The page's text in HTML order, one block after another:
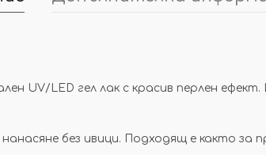
UV/LED гел лак с красив перлен
без ивици. Подходящ е както